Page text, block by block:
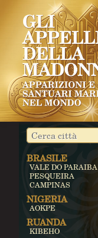
BRASILE
VALE DO PARAIBA
PESQUEIRA
CAMPINAS
NIGERIA
AOKPE
RUANDA
KIBEHO